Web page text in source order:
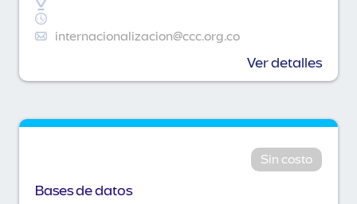
internacionalizacion@ccc.org.co
Ver detalles
Sin costo
Bases de datos